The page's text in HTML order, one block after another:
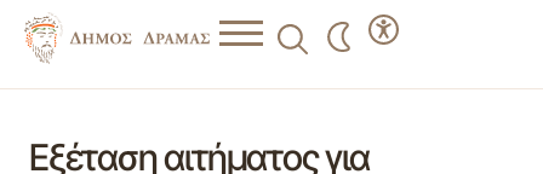
Εξέταση αιτήματος για